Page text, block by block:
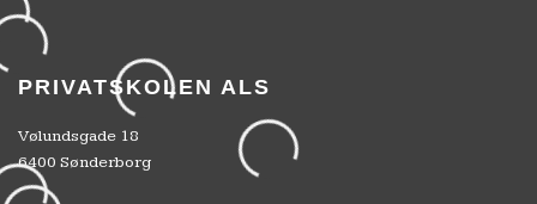
PRIVATSKOLEN ALS
Vølundsgade 18
6400 Sønderborg